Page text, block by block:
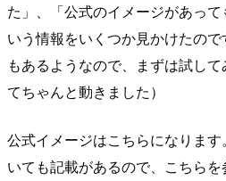
た」、「公式のイメージがあっ
いう情報をいくつか見かけたの
もあるようなので、まずは試し
てちゃんと動きました）
公式イメージはこちらになりま
いても記載があるので、こちらを